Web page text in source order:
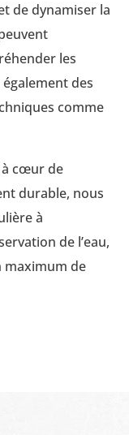
de dynamiser la
les
des
comme
à cœur de
durable, nous
à
de l’eau,
maximum de